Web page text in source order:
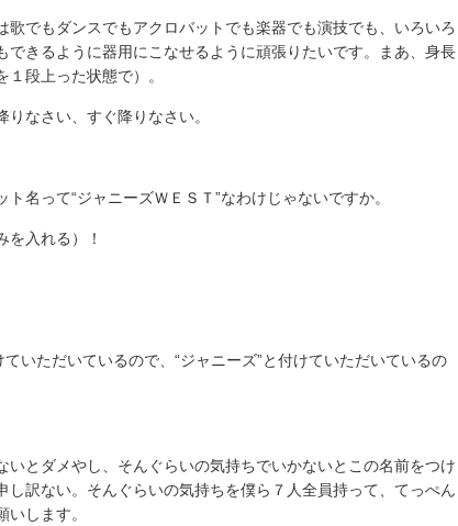
でもダンスでもアクロバットでも楽器でも演技でも、いろいろ
できるように器用にこなせるように頑張りたいです。まあ、身長
段上った状態で）。
なさい、すぐ降りなさい。
名って“ジャニーズＷＥＳＴ”なわけじゃないですか。
入れる）！
いただいているので、“ジャニーズ”と付けていただいているの
とダメやし、そんぐらいの気持ちでいかないとこの名前をつけ
し訳ない。そんぐらいの気持ちを僕ら７人全員持って、てっぺん
します。